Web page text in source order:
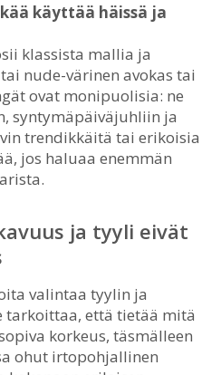
käyttää häissä ja
klassista mallia ja
nude-värinen avokas tai
ovat monipuolisia: ne
syntymäpäiväjuhliin ja
trendikkäitä tai erikoisia
jos haluaa enemmän
ja tyyli eivät
valintaa tyylin ja
tarkoittaa, että tietää mitä
korkeus, täsmälleen
ohut irtopohjallinen